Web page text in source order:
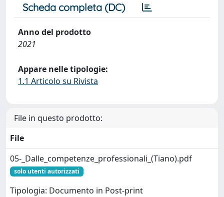
Scheda completa (DC)
Anno del prodotto
2021
Appare nelle tipologie:
1.1 Articolo su Rivista
File in questo prodotto:
File
05-_Dalle_competenze_professionali_(Tiano).pdf
solo utenti autorizzati
Tipologia: Documento in Post-print